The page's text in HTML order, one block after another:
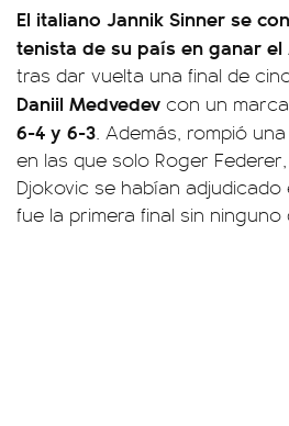
El italiano Jannik Sinner se
tenista de su país en ganar
tras dar vuelta una final de
Daniil Medvedev con un
6-4 y 6-3. Además, rompió
en las que solo Roger
Djokovic se habían
fue la primera final sin ninguno